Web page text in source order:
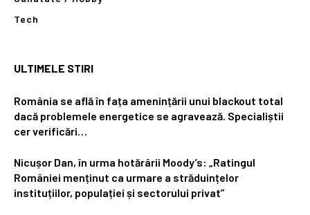
Tech
ULTIMELE STIRI
România se află în fața amenințării unui blackout total
dacă problemele energetice se agravează. Specialiștii
cer verificări…
Nicușor Dan, în urma hotărârii Moody’s: „Ratingul
României menținut ca urmare a străduințelor
instituțiilor, populației și sectorului privat”